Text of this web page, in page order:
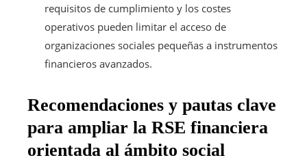
requisitos de cumplimiento y los costes
operativos pueden limitar el acceso de
organizaciones sociales pequeñas a instrumentos
financieros avanzados.
Recomendaciones y pautas clave
para ampliar la RSE financiera
orientada al ámbito social